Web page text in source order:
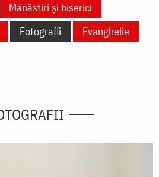
Mănăstiri și biserici
Fotografii
Evanghelie